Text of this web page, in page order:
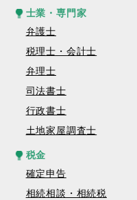
士業・専門家
弁護士
税理士・会計士
弁理士
司法書士
行政書士
土地家屋調査士
税金
確定申告
相続相談・相続税